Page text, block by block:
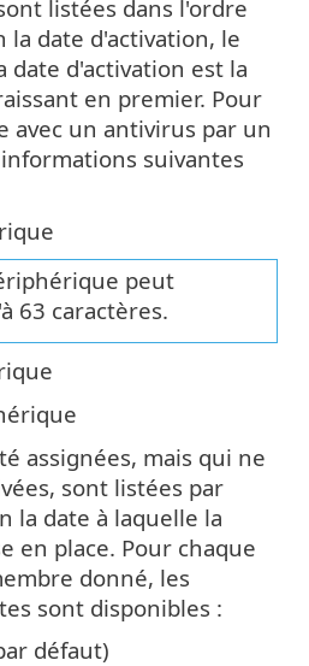
listées dans l'ordre
date d'activation, le
d'activation est la
en premier. Pour
avec un antivirus par un
suivantes
peut
63 caractères.
assignées, mais qui ne
sont listées par
la date à laquelle la
en place. Pour chaque
donné, les
sont disponibles :
défaut)